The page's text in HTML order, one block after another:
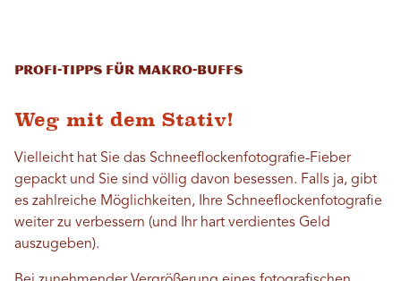
Profi-Tipps für Makro-Buffs
Weg mit dem Stativ!
Vielleicht hat Sie das Schneeflockenfotografie-Fieber
gepackt und Sie sind völlig davon besessen. Falls ja, gibt
es zahlreiche Möglichkeiten, Ihre Schneeflockenfotografie
weiter zu verbessern (und Ihr hart verdientes Geld
auszugeben).